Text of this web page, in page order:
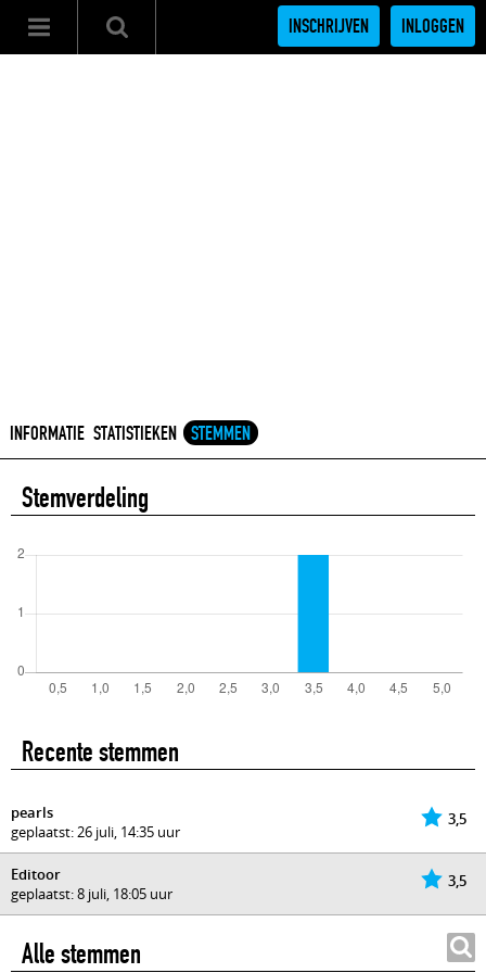
INSCHRIJVEN INLOGGEN
INFORMATIE STATISTIEKEN STEMMEN
Stemverdeling
Recente stemmen
3,5
pearls
geplaatst: 26 juli, 14:35 uur
3,5
Editoor
geplaatst: 8 juli, 18:05 uur
Alle stemmen